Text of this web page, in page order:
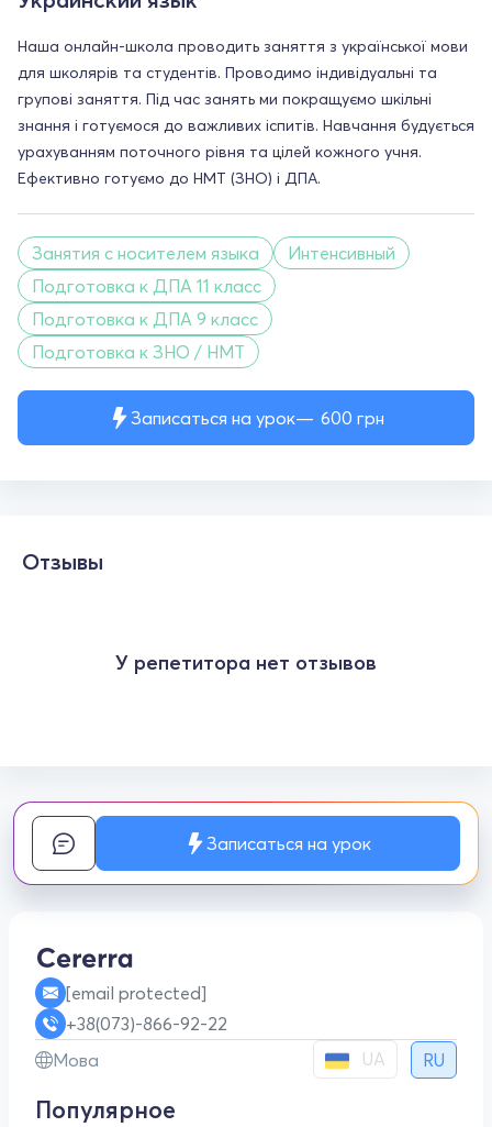
Записаться на урок 600 грн
Наша онлайн-школа проводить заняття з української мови
для школярів та студентів. Проводимо індивідуальні та
групові заняття. Під час занять ми покращуємо шкільні
знання і готуємося до важливих іспитів. Навчання будується
урахуванням поточного рівня та цілей кожного учня.
Ефективно готуємо до НМТ (ЗНО) і ДПА.
Занятия с носителем языка
Интенсивный
Подготовка к ДПА 11 класс
Подготовка к ДПА 9 класс
Подготовка к ЗНО / НМТ
Отзывы
У репетитора нет отзывов
Записаться на урок
[email protected]
+38(073)-866-92-22
Мова
UA RU
Популярное